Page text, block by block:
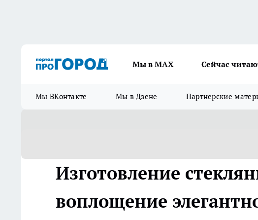
Мы в МАХ Сейчас
Мы ВКонтакте Мы в Дзене Партнерские
Изготовление
воплощение